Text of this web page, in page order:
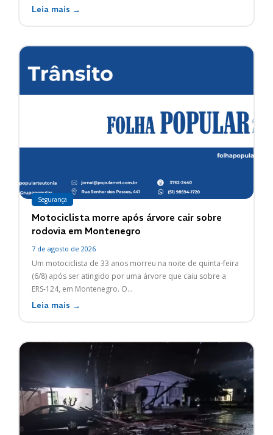
Leia mais →
Segurança
Motociclista morre após árvore cair sobre
rodovia em Montenegro
7 de agosto de 2026
Um motociclista de 33 anos morreu na noite de quinta-feira
(6/8) após ser atingido por uma árvore que caiu sobre a
ERS-124, em Montenegro. O...
Leia mais →